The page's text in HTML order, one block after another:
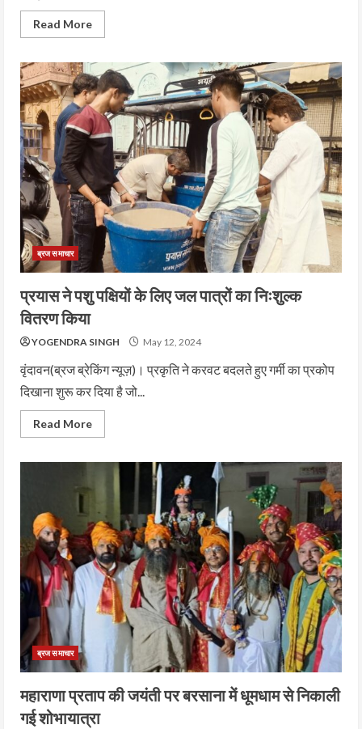
Read More
ब्रज समाचार
प्रयास ने पशु पक्षियों के लिए जल पात्रों का निःशुल्क
वितरण किया
YOGENDRA SINGH May 12, 2024
वृंदावन(ब्रज ब्रेकिंग न्यूज़)। प्रकृति ने करवट बदलते हुए गर्मी का प्रकोप
दिखाना शुरू कर दिया है जो...
Read More
ब्रज समाचार
महाराणा प्रताप की जयंती पर बरसाना में धूमधाम से निकाली
गई शोभायात्रा